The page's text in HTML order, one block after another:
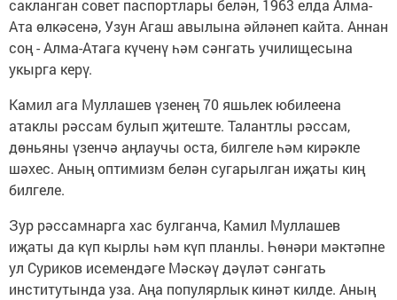
сакланган совет паспортлары белән, 1963 елда Алма-
Ата өлкәсенә, Узун Агаш авылына әйләнеп кайта. Аннан
соң - Алма-Атага күченү һәм сәнгать училищесына
укырга керү.
Камил ага Муллашев үзенең 70 яшьлек юбилеена
атаклы рәссам булып җитеште. Талантлы рәссам,
дөньяны үзенчә аңлаучы оста, билгеле һәм кирәкле
шәхес. Аның оптимизм белән сугарылган иҗаты киң
билгеле.
Зур рәссамнарга хас булганча, Камил Муллашев
иҗаты да күп кырлы һәм күп планлы. Һөнәри мәктәпне
ул Суриков исемендәге Мәскәү дәүләт сәнгать
институтында уза. Аңа популярлык кинәт килде. Аның